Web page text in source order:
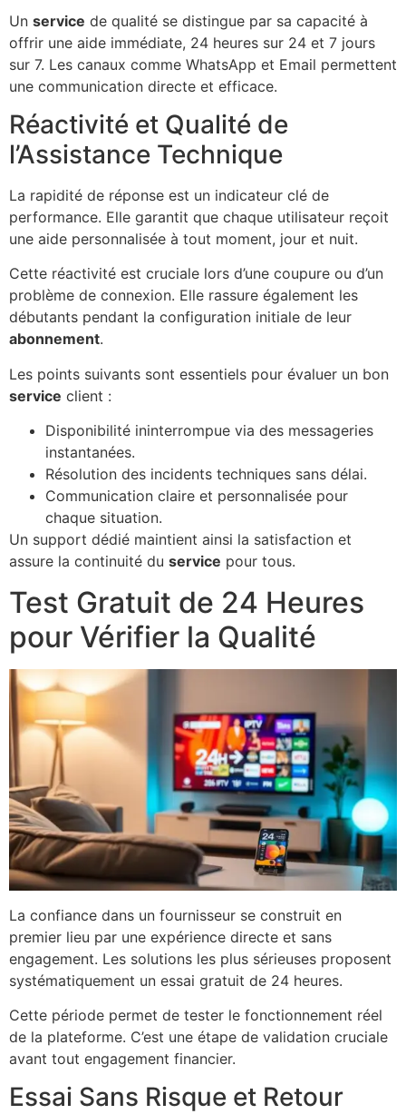
Un service de qualité se distingue par sa capacité à
offrir une aide immédiate, 24 heures sur 24 et 7 jours
sur 7. Les canaux comme WhatsApp et Email permettent
une communication directe et efficace.
Réactivité et Qualité de
l’Assistance Technique
La rapidité de réponse est un indicateur clé de
performance. Elle garantit que chaque utilisateur reçoit
une aide personnalisée à tout moment, jour et nuit.
Cette réactivité est cruciale lors d’une coupure ou d’un
problème de connexion. Elle rassure également les
débutants pendant la configuration initiale de leur
abonnement.
Les points suivants sont essentiels pour évaluer un bon
service client :
Disponibilité ininterrompue via des messageries
instantanées.
Résolution des incidents techniques sans délai.
Communication claire et personnalisée pour
chaque situation.
Un support dédié maintient ainsi la satisfaction et
assure la continuité du service pour tous.
Test Gratuit de 24 Heures
pour Vérifier la Qualité
La confiance dans un fournisseur se construit en
premier lieu par une expérience directe et sans
engagement. Les solutions les plus sérieuses proposent
systématiquement un essai gratuit de 24 heures.
Cette période permet de tester le fonctionnement réel
de la plateforme. C’est une étape de validation cruciale
avant tout engagement financier.
Essai Sans Risque et Retour